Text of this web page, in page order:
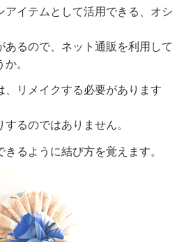
アイテムとして活用できる、オシ
あるので、ネット通販を利用して
。
、リメイクする必要があります
るのではありません。
るように結び方を覚えます。